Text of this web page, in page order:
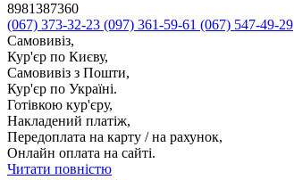
8981387360
(067) 373-32-23 (097) 361-59-61 (067) 547-49-29
Самовивіз,
Кур'єр по Києву,
Самовивіз з Пошти,
Кур'єр по Україні.
Готівкою кур'єру,
Накладений платіж,
Передоплата на карту / на рахунок,
Онлайн оплата на сайті.
Читати повністю